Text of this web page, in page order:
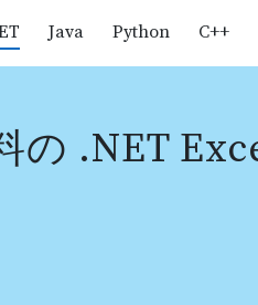
Java Python C++
の .NET